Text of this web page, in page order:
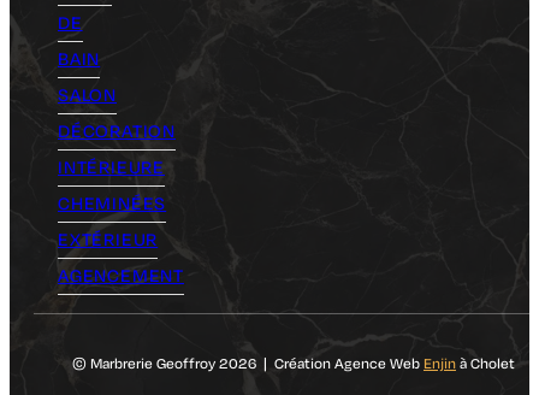
DE
BAIN
SALON
DÉCORATION
INTÉRIEURE
CHEMINÉES
EXTÉRIEUR
AGENCEMENT
© Marbrerie Geoffroy 2026 | Création Agence Web Enjin à Cholet